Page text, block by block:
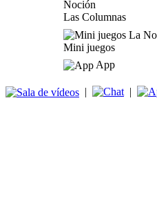
Las Columnas
Mini juegos
App
| |